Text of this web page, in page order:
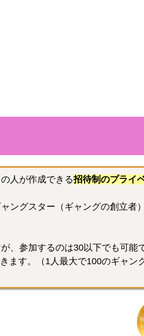
人が作成できる招待制のプライ
ングスター（ギャングの創立者
、参加するのは30以下でも可能
ます。（1人最大で100のギャン